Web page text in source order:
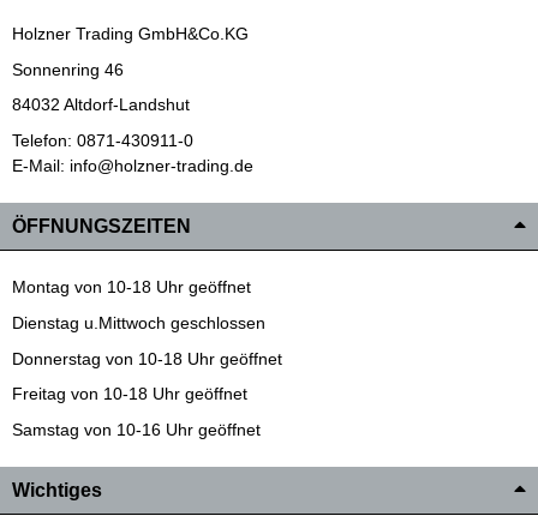
Holzner Trading GmbH&Co.KG
Sonnenring 46
84032 Altdorf-Landshut
Telefon: 0871-430911-0
E-Mail: info@holzner-trading.de
ÖFFNUNGSZEITEN
Montag von 10-18 Uhr geöffnet
Dienstag u.Mittwoch geschlossen
Donnerstag von 10-18 Uhr geöffnet
Freitag von 10-18 Uhr geöffnet
Samstag von 10-16 Uhr geöffnet
Wichtiges